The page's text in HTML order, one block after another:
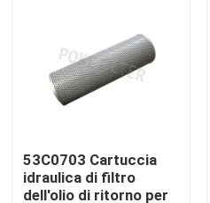
Casa
Contatti
53C0703 Cartuccia
idraulica di filtro
dell'olio di ritorno per